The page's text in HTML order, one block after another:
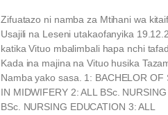
Zifuatazo ni namba za Mtihani wa
Usajili na Leseni utakaofanyika
katika Vituo mbalimbali hapa nchi
Kada ina majina na Vituo husika
Namba yako sasa. 1: BACHELOR OF
IN MIDWIFERY 2: ALL BSc. NURSING
BSc. NURSING EDUCATION 3: ALL